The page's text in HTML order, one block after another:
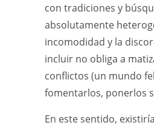
con tradiciones y
absolutamente
incomodidad y la
incluir no obliga a
conflictos (un mundo
fomentarlos, ponerlos
En este sentido,